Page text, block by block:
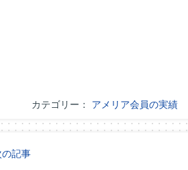
カテゴリー： アメリア会員の実績
の記事